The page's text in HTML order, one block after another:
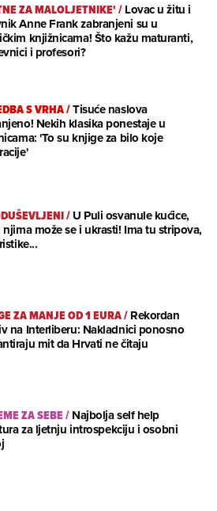
ZA MALOLJETNIKE'/Lovac u žitu i
Anne Frank zabranjeni su u
knjižnicama! Što kažu maturanti,
i profesori?
S VRHA/Tisuće naslova
Nekih klasika ponestaje u
'To su knjige za bilo koje
/U Puli osvanule kućice,
njima može se i ukrasti! Ima tu stripova,
ZA MANJE OD 1 EURA/Rekordan
na Interliberu: Nakladnici ponosno
mit da Hrvati ne čitaju
ZA SEBE/Najbolja self help
za ljetnju introspekciju i osobni